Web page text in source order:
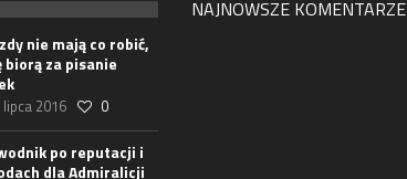
nie mają co robić,
biorą za pisanie
lipca 2016 0
po reputacji i
dla Admiralicji
NAJNOWSZE KOMENTARZE